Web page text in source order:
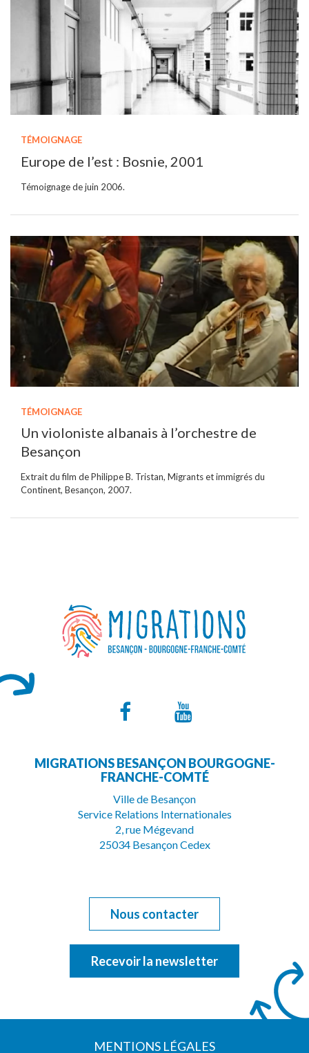
TÉMOIGNAGE
Europe de l’est : Bosnie, 2001
Témoignage de juin 2006.
TÉMOIGNAGE
Un violoniste albanais à l’orchestre de
Besançon
Extrait du film de Philippe B. Tristan, Migrants et immigrés du
Continent, Besançon, 2007.
Lien
le
compte
Facebook
la
Youtube
MIGRATIONS BESANÇON BOURGOGNE-
FRANCHE-COMTÉ
Ville de Besançon
Service Relations Internationales
2, rue Mégevand
25034 Besançon Cedex
Nous contacter
Recevoir la newsletter
MENTIONS LÉGALES